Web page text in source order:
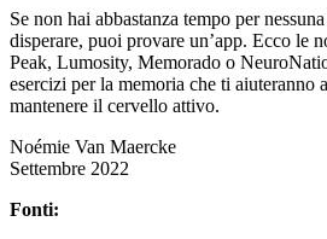
Se non hai abbastanza tempo per
disperare, puoi provare un’app. Ecco le
Peak, Lumosity, Memorado o
esercizi per la memoria che ti aiuteranno
mantenere il cervello attivo.
Noémie Van Maercke
Settembre 2022
Fonti: